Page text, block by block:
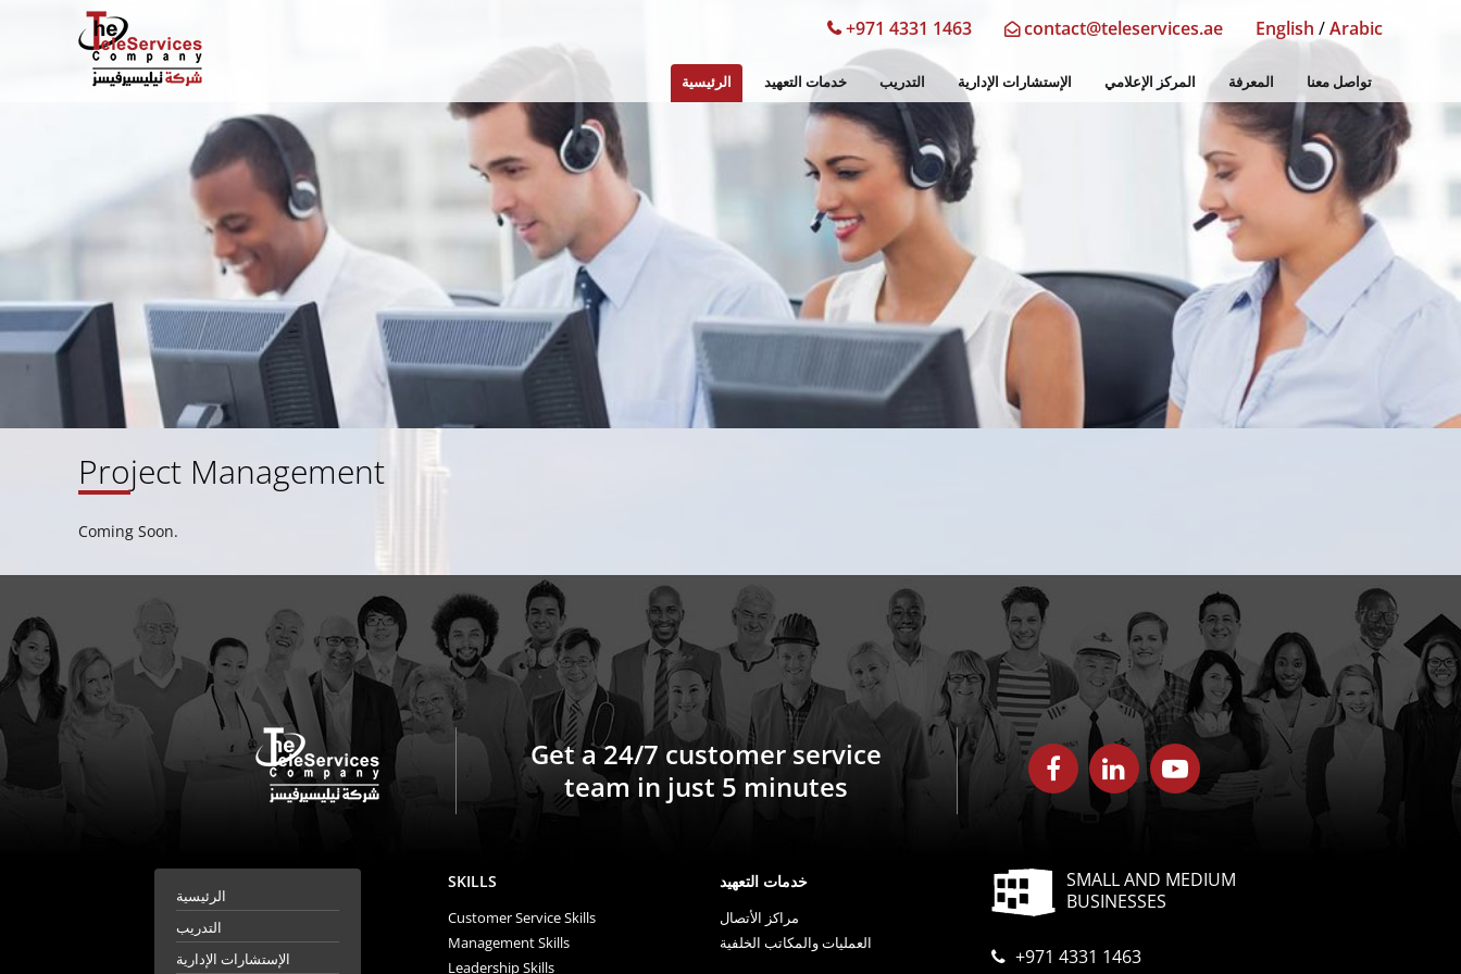
+971 4331 1463 contact@teleservices.ae English /Arabic
الرئيسية خدمات التعهيد التدريب الإستشارات الإدارية المركز الإعلامي المعرفة تواصل معنا
Project Management
Coming Soon.
Get a 24/7 customer service
team in just 5 minutes
الرئيسية
التدريب
الإستشارات الإدارية
SKILLS
Customer Service Skills
Management Skills
Leadership Skills
خدمات التعهيد
مراكز الأتصال
العمليات والمكاتب الخلفية
SMALL AND MEDIUM
BUSINESSES
+971 4331 1463